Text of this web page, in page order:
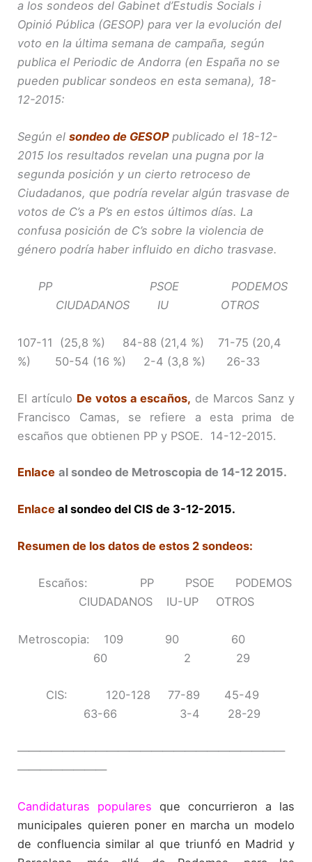
a los sondeos del Gabinet d’Estudis Socials i
Opinió Pública (GESOP) para ver la evolución del
voto en la última semana de campaña, según
publica el Periodic de Andorra (en España no se
pueden publicar sondeos en esta semana), 18-
12-2015:
Según elsondeo de GESOP publicado el 18-12-
2015 los resultados revelan una pugna por la
segunda posición y un cierto retroceso de
Ciudadanos, que podría revelar algún trasvase de
votos de C’s a P’s en estos últimos días. La
confusa posición de C’s sobre la violencia de
género podría haber influido en dicho trasvase.
PP PSOE PODEMOS
CIUDADANOS IU OTROS
107-11 (25,8 %) 84-88 (21,4 %) 71-75 (20,4
%) 50-54 (16 %) 2-4 (3,8 %) 26-33
El artículo De votos a escaños, de Marcos Sanz y
Francisco Camas, se refiere a esta prima de
escaños que obtienen PP y PSOE. 14-12-2015.
Enlace al sondeo de Metroscopia de 14-12 2015.
Enlace al sondeo del CIS de 3-12-2015.
Resumen de los datos de estos 2 sondeos:
Escaños: PP PSOE PODEMOS
CIUDADANOS IU-UP OTROS
Metroscopia: 109 90 60
60 2 29
CIS: 120-128 77-89 45-49
63-66 3-4 28-29
————————————————————————
————————
Candidaturas populares
que concurrieron a las
municipales quieren poner en marcha un modelo
de confluencia similar al que triunfó en Madrid y